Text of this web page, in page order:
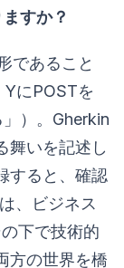
すか？
であること
にPOSTを
）。Gherkin
舞いを記述し
すると、確認
、ビジネス
下で技術的
方の世界を橋